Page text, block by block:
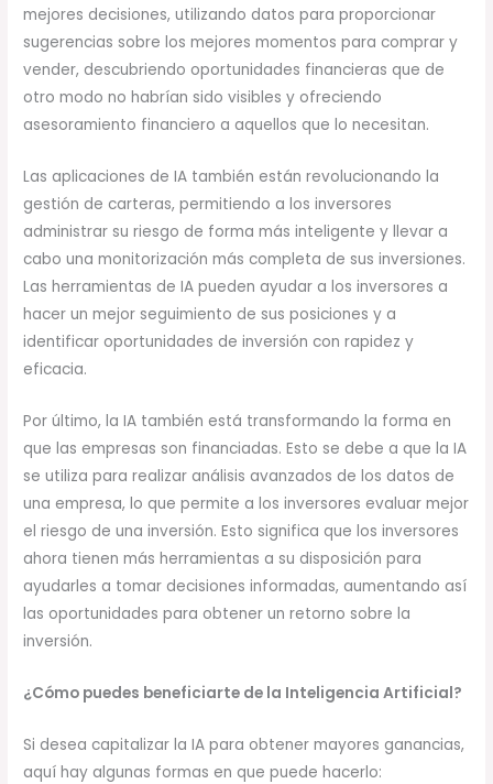
mejores decisiones, utilizando datos para proporcionar
sugerencias sobre los mejores momentos para comprar y
vender, descubriendo oportunidades financieras que de
otro modo no habrían sido visibles y ofreciendo
asesoramiento financiero a aquellos que lo necesitan.
Las aplicaciones de IA también están revolucionando la
gestión de carteras, permitiendo a los inversores
administrar su riesgo de forma más inteligente y llevar a
cabo una monitorización más completa de sus inversiones.
Las herramientas de IA pueden ayudar a los inversores a
hacer un mejor seguimiento de sus posiciones y a
identificar oportunidades de inversión con rapidez y
eficacia.
Por último, la IA también está transformando la forma en
que las empresas son financiadas. Esto se debe a que la IA
se utiliza para realizar análisis avanzados de los datos de
una empresa, lo que permite a los inversores evaluar mejor
el riesgo de una inversión. Esto significa que los inversores
ahora tienen más herramientas a su disposición para
ayudarles a tomar decisiones informadas, aumentando así
las oportunidades para obtener un retorno sobre la
inversión.
¿Cómo puedes beneficiarte de la Inteligencia Artificial?
Si desea capitalizar la IA para obtener mayores ganancias,
aquí hay algunas formas en que puede hacerlo: